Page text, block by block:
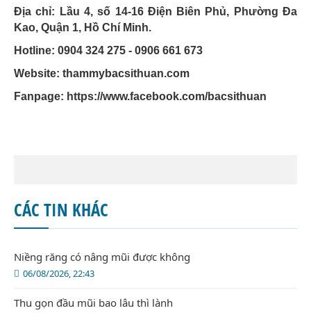
Địa chỉ: Lầu 4, số 14-16 Điện Biên Phủ, Phường Đa
Kao, Quận 1, Hồ Chí Minh.
Hotline: 0904 324 275 - 0906 661 673
Website: thammybacsithuan.com
Fanpage: https://www.facebook.com/bacsithuan
CÁC TIN KHÁC
06/08/2026, 22:43
Niềng răng có nâng mũi được không
Thu gọn đầu mũi bao lâu thì lành